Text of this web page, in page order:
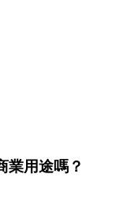
業用途嗎？